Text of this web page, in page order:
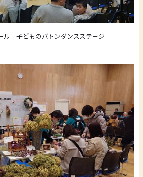
ル 子どものバトンダンスステージ